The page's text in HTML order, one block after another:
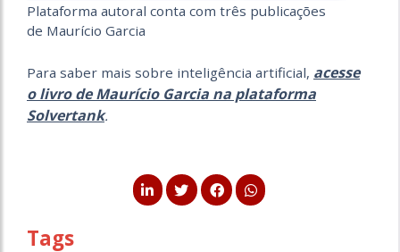
Plataforma autoral conta com três publicações
de Maurício Garcia
Para saber mais sobre inteligência artificial, acesse
o livro de Maurício Garcia na plataforma
Solvertank.
Tags